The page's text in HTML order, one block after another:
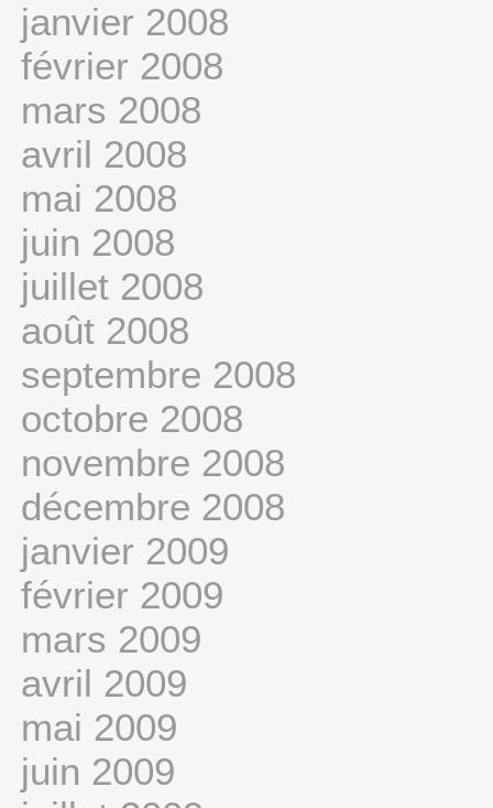
janvier 2008
février 2008
mars 2008
avril 2008
mai 2008
juin 2008
juillet 2008
août 2008
septembre 2008
octobre 2008
novembre 2008
décembre 2008
janvier 2009
février 2009
mars 2009
avril 2009
mai 2009
juin 2009